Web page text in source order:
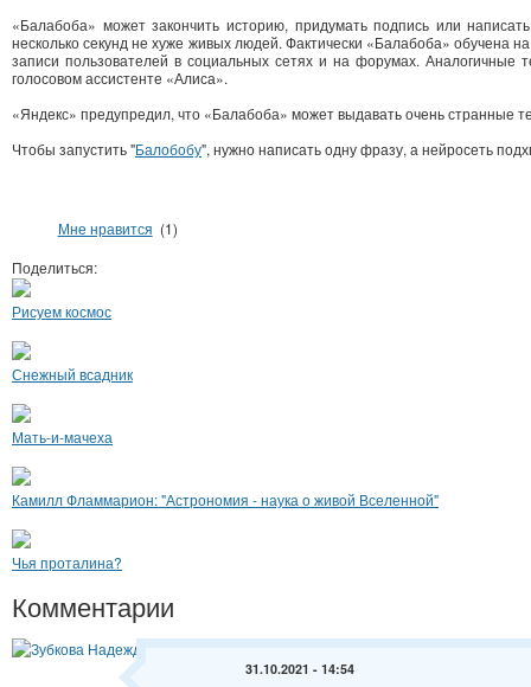
«Балабоба» может закончить историю, придумать подпись или
несколько секунд не хуже живых людей. Фактически «Балабоба» обучена
записи пользователей в социальных сетях и на форумах. Аналогичные
голосовом ассистенте «Алиса».
«Яндекс» предупредил, что «Балабоба» может выдавать очень странные
Чтобы запустить "Балобобу", нужно написать одну фразу, а нейросеть
Мне нравится (1)
Поделиться:
Рисуем космос
Снежный всадник
Мать-и-мачеха
Камилл Фламмарион: "Астрономия - наука о живой Вселенной"
Чья проталина?
Комментарии
31.10.2021 - 14:54